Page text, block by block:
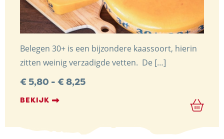
Belegen 30+ is een bijzondere kaassoort, hierin
zitten weinig verzadigde vetten. De […]
€ 5,80 - €8,25Prijsklasse:
BEKIJK